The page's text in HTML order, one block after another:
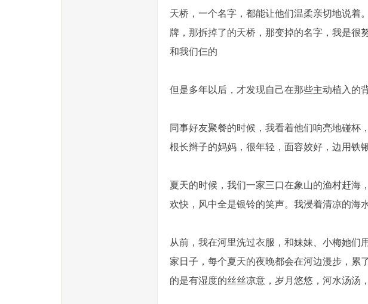
天桥，一个名字，都能让他们温柔亲切地说着
牌，那拆掉了的天桥，那变掉的名字，我是很
和我们仨的
但是多年以后，才发现自己在那些主动植入的
同事好友聚餐的时候，我看着他们响亮地碰杯
根长辫子的妈妈，很年轻，面容姣好，边用铁
夏天的时候，我们一家三口在象山的渔村赶海
欢快，风中全是银铃的笑声。我浸着清凉的
从前，我在河里洗过衣服，和妹妹、小梅她们
家日子，每个夏天的夜晚都会在河边漫步，累
的是有湿度的丝丝凉意，岁月悠悠，河水汤汤